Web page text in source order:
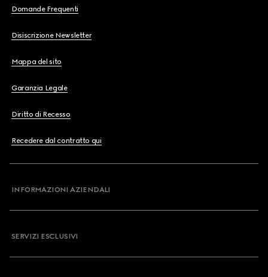
Domande Frequenti
Disiscrizione Newsletter
Mappa del sito
Garanzia Legale
Diritto di Recesso
Recedere dal contratto qui
INFORMAZIONI AZIENDALI
SERVIZI ESCLUSIVI